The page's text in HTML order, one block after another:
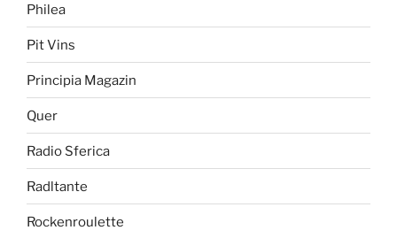
Philea
Pit Vins
Principia Magazin
Quer
Radio Sferica
Radltante
Rockenroulette